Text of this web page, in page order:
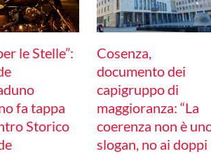
le Stelle”:
fa tappa
Storico
Cosenza,
documento dei
capigruppo di
maggioranza: “La
coerenza non è
slogan, no ai doppi